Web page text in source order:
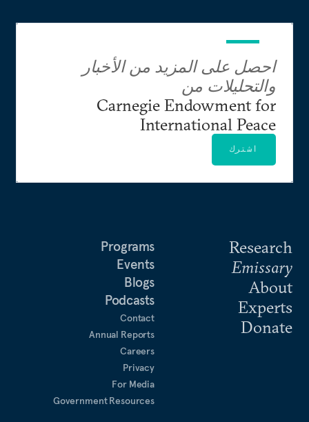
Research
Emissary
About
Experts
Donate
Programs
Events
Blogs
Podcasts
Contact
Annual Reports
Careers
Privacy
For Media
Government Resources
احصل على المزيد من الأخبار
والتحليلات من
Carnegie Endowment for
International Peace
اشترك